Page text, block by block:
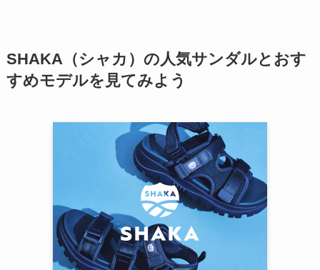
SHAKA（シャカ）の人気サンダルとおす
すめモデルを見てみよう